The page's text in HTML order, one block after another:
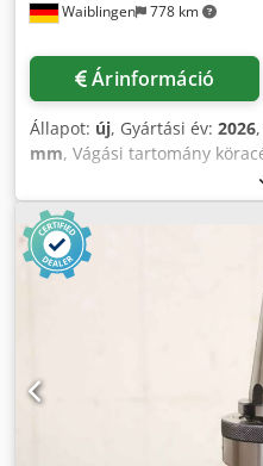
Waiblingen 778 km
Árinformáció
Állapot: új, Gyártási év: 2026
mm, Vágási tartomány
Vágási tartomány köracél
GBS 250 Super AutoCut
Sebesség: 18-110 - Gérce
gyorsfeszítő csavarhúzó -
öntvény -
fékhenger - Szilárd,
Automatikus hűtőrendszer -
csigahajtómű - Zárt
golyóscsapágyak -
Vágásellenőrzés
Tartógörgő (adagolóoldal) -
GBS 250 Super AutoCut 3